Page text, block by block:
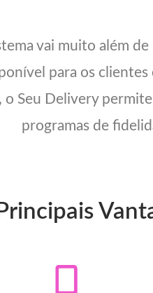
vai muito além
para os
o Seu Delivery
programas de
Principais